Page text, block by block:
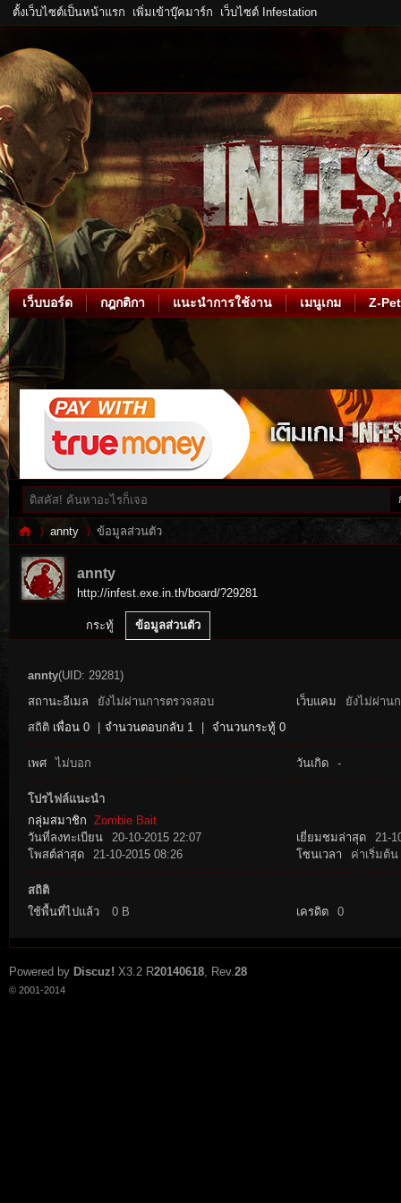
ตั้งเว็บไซต์เป็นหน้าแรก เพิ่มเข้าบุ๊คมาร์ก เว็บไซต์ Infestation
เว็บบอร์ด กฎกติกา แนะนำการใช้งาน เมนูเกม Z-Pet
annty ข้อมูลส่วนตัว
annty
http://infest.exe.in.th/board/?29281
กระทู้ ข้อมูลส่วนตัว
annty(UID: 29281)
สถานะอีเมล
ยังไม่ผ่านการตรวจสอบ เว็บแคม
ยังไม่ผ่าน
สถิติ เพื่อน 0 จำนวนตอบกลับ 1 จำนวนกระทู้ 0
เพศ ไม่บอก วันเกิด -
โปรไฟล์แนะนำ
กลุ่มสมาชิก Zombie Bait
วันที่ลงทะเบียน
20-10-2015 22:07 เยี่ยมชมล่าสุด
21-
โพสต์ล่าสุด
21-10-2015 08:26 โซนเวลา ค่าเริ่มต้น
สถิติ
ใช้พื้นที่ไปแล้ว
0 B เครดิต 0
Powered by Discuz! X3.2 R20140618, Rev.28
© 2001-2014